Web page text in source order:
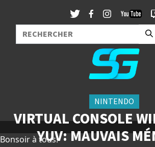
NINTENDO
VIRTUAL CONSOLE
YUV: MAUVAIS
Bonsoir à tous!